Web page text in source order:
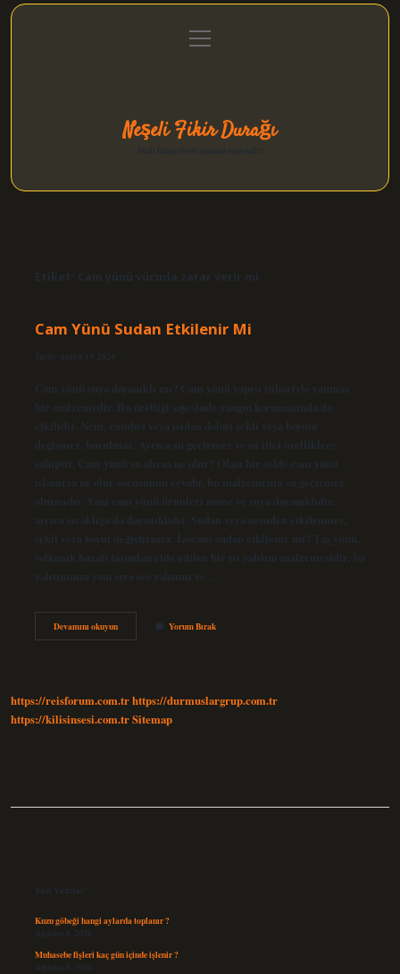
Gizlilik Politikası
menüyü
aç
Neşeli Fikir Durağı
Etiket: Cam yünü vücuda zarar verir mi
Cam Yünü Sudan Etkilenir Mi
Tarih: Aralık 19, 2024
Cam yünü suya dayanıklı mı? Cam yünü yapısı itibariyle yanmaz
bir malzemedir. Bu özelliği sayesinde yangın korumasında da
etkilidir. Nem, rutubet veya ısıdan dolayı şekli veya boyutu
değişmez, bozulmaz. Ayrıca su geçirmez ve su itici özelliklere
sahiptir. Cam yünü su alırsa ne olur? Olası bir selde cam yünü
ıslanırsa ne olur sorusunun cevabı, bu malzemenin su geçirmez
olmasıdır. Yani cam yünü ürünleri neme ve suya dayanıklıdır,
ayrıca sıcaklığa da dayanıklıdır. Sudan veya nemden etkilenmez,
şekil veya boyut değiştirmez. İzocam sudan etkilenir mi? Taş yünü,
volkanik bazalt taşından elde edilen bir ısı yalıtım malzemesidir. Isı
yalıtımının yanı sıra ses yalıtımı ve…
Devamını okuyunCam
Yünü
Yorum Bırak
https://reisforum.com.trhttps://durmuslargrup.com.tr
https://kilisinsesi.com.trSitemap
Son Yazılar
Kuzu göbeği hangi aylarda toplanır ?
Ağustos 8, 2026
Muhasebe fişleri kaç gün içinde işlenir ?
Ağustos 8, 2026